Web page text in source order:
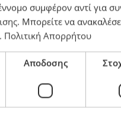
εκατ. στα
συμφέρον αντί για
. Μπορείτε να
. Πολιτική Απορρήτου
Αποδοσης